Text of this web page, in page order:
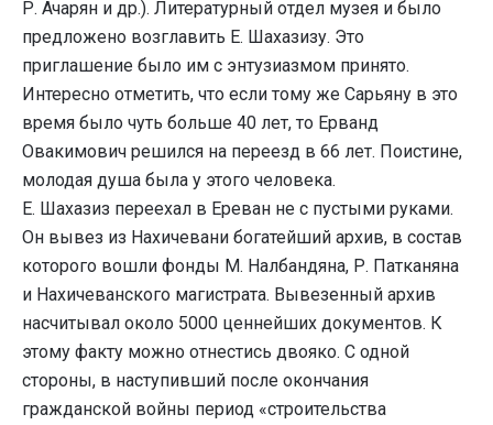
Р. Ачарян и др.). Литературный отдел музея и было
предложено возглавить Е. Шахазизу. Это
приглашение было им с энтузиазмом принято.
Интересно отметить, что если тому же Сарьяну в это
время было чуть больше 40 лет, то Ерванд
Овакимович решился на переезд в 66 лет. Поистине,
молодая душа была у этого человека.
Е. Шахазиз переехал в Ереван не с пустыми руками.
Он вывез из Нахичевани богатейший архив, в состав
которого вошли фонды М. Налбандяна, Р. Патканяна
и Нахичеванского магистрата. Вывезенный архив
насчитывал около 5000 ценнейших документов. К
этому факту можно отнестись двояко. С одной
стороны, в наступивший после окончания
гражданской войны период «строительства